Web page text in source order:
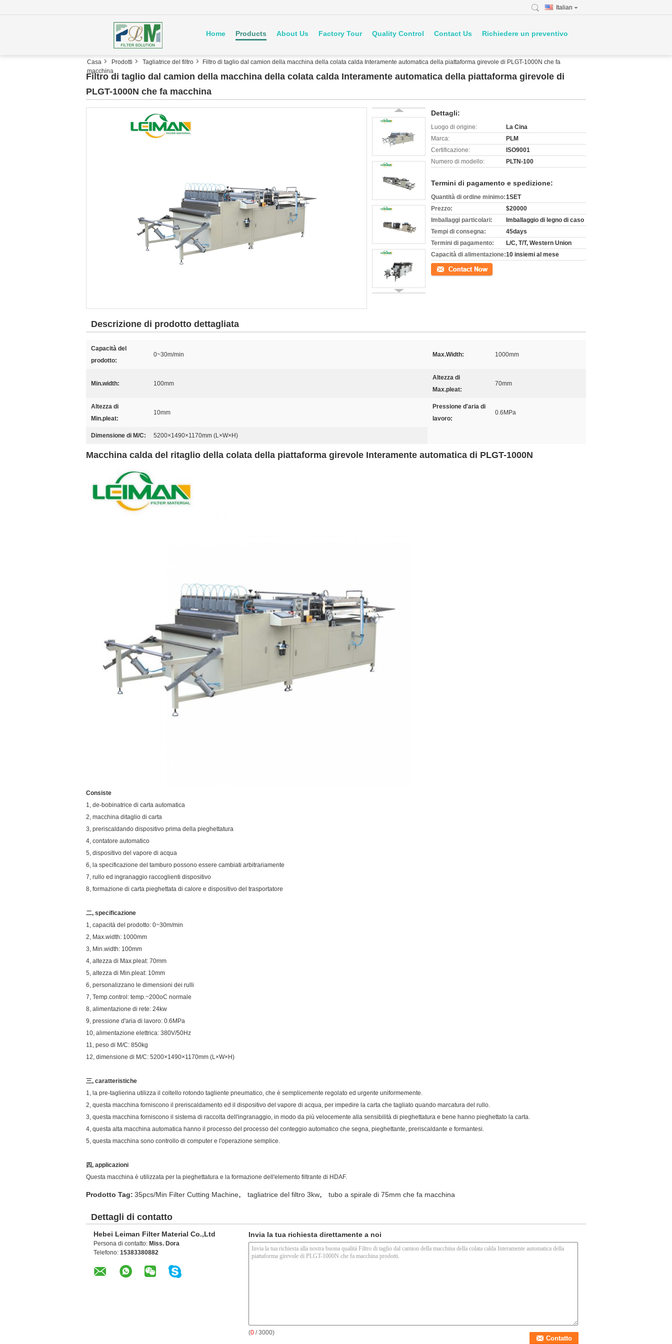
Italian
Home Products About Us Factory Tour Quality Control Contact Us Richiedere un preventivo
Casa Prodotti Tagliatrice del filtro
Filtro di taglio dal camion della macchina della colata calda Interamente automatica della piattaforma girevole di PLGT-1000N che fa
macchina
Filtro di taglio dal camion della macchina della colata calda Interamente automatica della piattaforma girevole di
PLGT-1000N che fa macchina
Dettagli:
Luogo di origine:
La Cina
Marca:
PLM
Certificazione:
ISO9001
Numero di modello:
PLTN-100
Termini di pagamento e spedizione:
Quantità di ordine minimo:1SET
Prezzo:
$20000
Imballaggi particolari:
Imballaggio di legno di caso
Tempi di consegna:
45days
Termini di pagamento:
L/C, T/T, Western Union
Capacità di alimentazione:10 insiemi al mese
Contatto
Descrizione di prodotto dettagliata
Capacità del
prodotto:
0~30m/min Max.Width: 1000mm
Min.width: 100mm
Altezza di
Max.pleat:
70mm
Altezza di
Min.pleat:
10mm
Pressione d'aria di
lavoro:
0.6MPa
Dimensione di M/C: 5200×1490×1170mm (L×W×H)
Macchina calda del ritaglio della colata della piattaforma girevole Interamente automatica di PLGT-1000N
Consiste
1, de-bobinatrice di carta automatica
2, macchina ditaglio di carta
3, preriscaldando dispositivo prima della pieghettatura
4, contatore automatico
5, dispositivo del vapore di acqua
6, la specificazione del tamburo possono essere cambiati arbitrariamente
7, rullo ed ingranaggio raccoglienti dispositivo
8, formazione di carta pieghettata di calore e dispositivo del trasportatore
二, specificazione
1, capacità del prodotto: 0~30m/min
2, Max.width: 1000mm
3, Min.width: 100mm
4, altezza di Max.pleat: 70mm
5, altezza di Min.pleat: 10mm
6, personalizzano le dimensioni dei rulli
7, Temp.control: temp.~200oC normale
8, alimentazione di rete: 24kw
9, pressione d'aria di lavoro: 0.6MPa
10, alimentazione elettrica: 380V/50Hz
11, peso di M/C: 850kg
12, dimensione di M/C: 5200×1490×1170mm (L×W×H)
三, caratteristiche
1, la pre-taglierina utilizza il coltello rotondo tagliente pneumatico, che è semplicemente regolato ed urgente uniformemente.
2, questa macchina forniscono il preriscaldamento ed il dispositivo del vapore di acqua, per impedire la carta che tagliato quando marcatura del rullo.
3, questa macchina forniscono il sistema di raccolta dell'ingranaggio, in modo da più velocemente alla sensibilità di pieghettatura e bene hanno pieghettato la carta.
4, questa alta macchina automatica hanno il processo del processo del conteggio automatico che segna, pieghettante, preriscaldante e formantesi.
5, questa macchina sono controllo di computer e l'operazione semplice.
四, applicazioni
Questa macchina è utilizzata per la pieghettatura e la formazione dell'elemento filtrante di HDAF.
Prodotto Tag: 35pcs/Min Filter Cutting Machine, tagliatrice del filtro 3kw, tubo a spirale di 75mm che fa macchina
Dettagli di contatto
Hebei Leiman Filter Material Co.,Ltd
Persona di contatto: Miss. Dora
Telefono: 15383380882
Invia la tua richiesta direttamente a noi
(0 / 3000)